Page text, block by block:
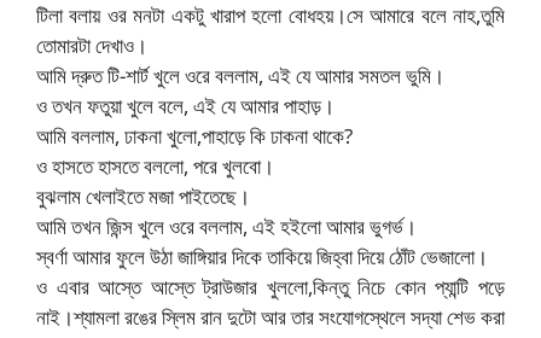
টিলা বলায় ওর মনটা একটু খারাপ হলো বোধহয়।সে আমারে বলে নাহ,তুমি
তোমারটা দেখাও।
আমি দ্রুত টি-শার্ট খুলে ওরে বললাম, এই যে আমার সমতল ভুমি।
ও তখন ফতুয়া খুলে বলে, এই যে আমার পাহাড়।
আমি বললাম, ঢাকনা খুলো,পাহাড়ে কি ঢাকনা থাকে?
ও হাসতে হাসতে বললো, পরে খুলবো।
বুঝলাম খেলাইতে মজা পাইতেছে।
আমি তখন জিন্স খুলে ওরে বললাম, এই হইলো আমার ভুগর্ভ।
স্বর্ণা আমার ফুলে উঠা জাঙ্গিয়ার দিকে তাকিয়ে জিহ্বা দিয়ে ঠোঁট ভেজালো।
ও এবার আস্তে আস্তে ট্রাউজার খুললো,কিন্তু নিচে কোন প্যান্টি পড়ে
নাই।শ্যামলা রঙের স্লিম রান দুটো আর তার সংযোগস্থেলে সদ্যা শেভ করা